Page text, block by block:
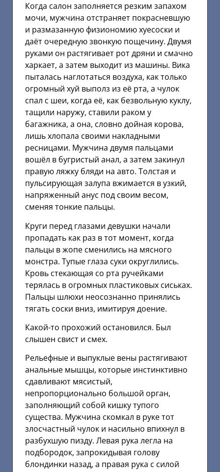
Когда салон заполняется резким запахом
мочи, мужчина отстраняет покрасневшую
и размазанную физиономию хуесоски и
даёт очередную звонкую пощечину. Двумя
руками он растягивает рот дряни и смачно
харкает, а затем выходит из машины. Вика
пыталась наглотаться воздуха, как только
огромный хуй выполз из её рта, а чулок
спал с шеи, когда её, как безвольную куклу,
тащили наружу, ставили раком у
багажника, а она, словно дойная корова,
лишь хлопала своими накладными
ресницами. Мужчина двумя пальцами
вошёл в бугристый анал, а затем закинул
правую ляжку бляди на авто. Толстая и
пульсирующая залупа вжимается в узкий,
напряженный анус под своим весом,
сменяя тонкие пальцы.
Круги перед глазами девушки начали
пропадать как раз в тот момент, когда
пальцы в жопе сменились на мясного
монстра. Тупые глаза суки округлились.
Кровь стекающая со рта ручейками
терялась в огромных пластиковых сиськах.
Пальцы шлюхи неосознанно принялись
тягать соски вниз, имитируя доение.
Какой-то прохожий остановился. Был
слышен свист и смех.
Рельефные и выпуклые вены растягивают
анальные мышцы, которые инстинктивно
сдавливают мясистый,
непропорционально большой орган,
заполняющий собой кишку тупого
существа. Мужчина скомкал в руке тот
злосчастный чулок и насильно впихнул в
разбухшую пизду. Левая рука легла на
подбородок, запрокидывая голову
блондинки назад, а правая рука с силой